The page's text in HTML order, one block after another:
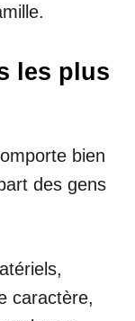
les plus
bien
des gens
caractère,